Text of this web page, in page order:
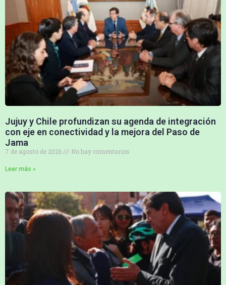
Jujuy y Chile profundizan su agenda de integración
con eje en conectividad y la mejora del Paso de
Jama
7 de agosto de 2026 No hay comentarios
Leer más »